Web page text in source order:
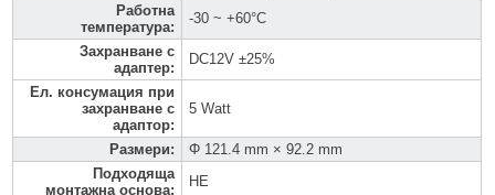
Работна
температура:
-30 ~ +60°C
Захранване с
адаптер:
DC12V ±25%
Ел. консумация при
захранване с
адаптор:
5 Watt
Размери:
Φ 121.4 mm × 92.2 mm
Подходяща
монтажна основа:
НЕ